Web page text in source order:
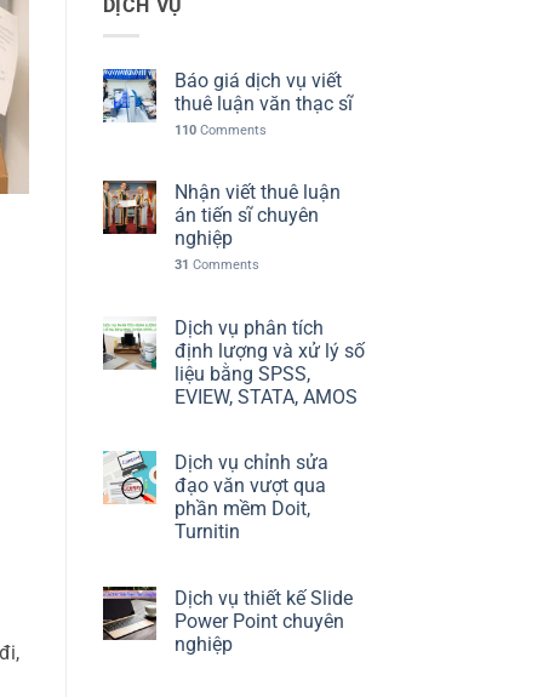
DỊCH VỤ
Báo giá dịch vụ viết
thuê luận văn thạc sĩ
110Comments
Nhận viết thuê luận
án tiến sĩ chuyên
nghiệp
31 Comments
Dịch vụ phân tích
định lượng và xử lý số
liệu bằng SPSS,
EVIEW, STATA, AMOS
Dịch vụ chỉnh sửa
đạo văn vượt qua
phần mềm Doit,
Turnitin
Dịch vụ thiết kế Slide
Power Point chuyên
nghiệp